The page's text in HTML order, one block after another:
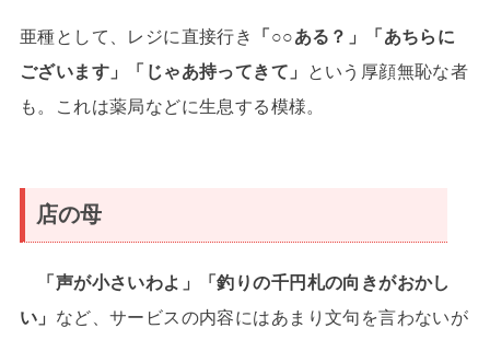
亜種として、レジに直接行き
「○○ある？」「あちらに
ございます」「じゃあ持ってきて」
という厚顔無恥な者
も。これは薬局などに生息する模様。
店の母
「声が小さいわよ」「釣りの千円札の向きがおかし
い」 など、サービスの内容にはあまり文句を言わないが